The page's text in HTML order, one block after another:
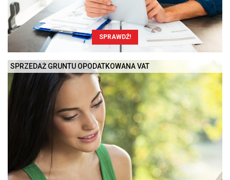
SPRAWDŹ!
SPRZEDAŻ GRUNTU OPODATKOWANA VAT